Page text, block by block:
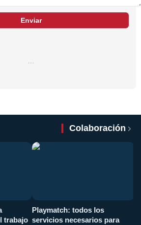
Enviar
Colaboración
trabajo
Playmatch: todos los
servicios necesarios para